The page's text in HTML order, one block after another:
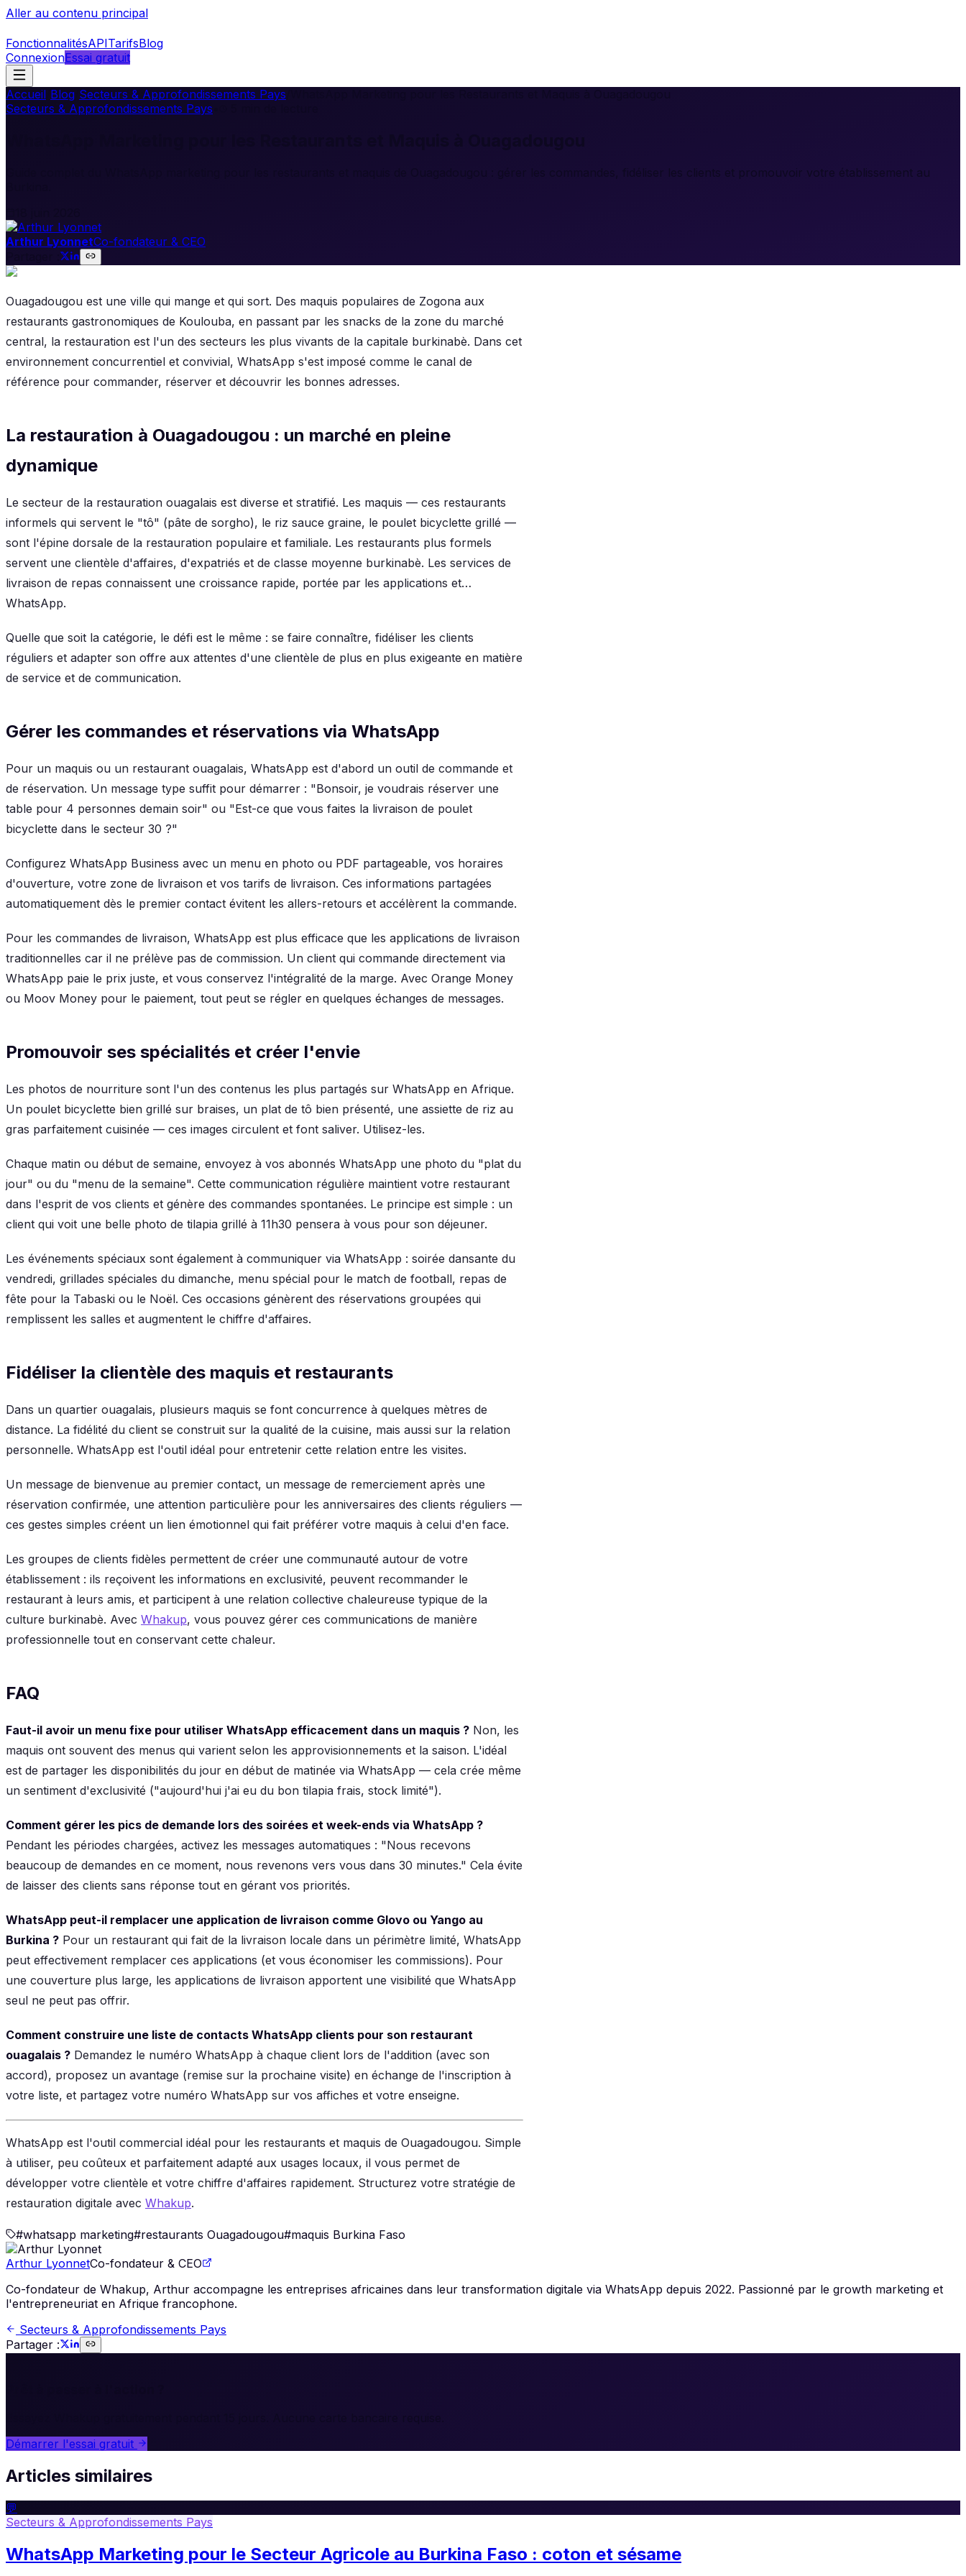
Aller au contenu principal
FonctionnalitésAPITarifsBlog
ConnexionEssai gratuit
Accueil Blog Secteurs & Approfondissements Pays
Secteurs & Approfondissements Pays
Guide complet du WhatsApp marketing pour les restaurants et maquis de Ouagadougou : gérer les commandes, fidéliser les clients et promouvoir votre établissement au
Arthur LyonnetCo-fondateur & CEO
Ouagadougou est une ville qui mange et qui sort. Des maquis populaires de Zogona aux
restaurants gastronomiques de Koulouba, en passant par les snacks de la zone du marché
central, la restauration est l'un des secteurs les plus vivants de la capitale burkinabè. Dans cet
environnement concurrentiel et convivial, WhatsApp s'est imposé comme le canal de
référence pour commander, réserver et découvrir les bonnes adresses.
La restauration à Ouagadougou : un marché en pleine
dynamique
Le secteur de la restauration ouagalais est diverse et stratifié. Les maquis — ces restaurants
informels qui servent le "tô" (pâte de sorgho), le riz sauce graine, le poulet bicyclette grillé —
sont l'épine dorsale de la restauration populaire et familiale. Les restaurants plus formels
servent une clientèle d'affaires, d'expatriés et de classe moyenne burkinabè. Les services de
livraison de repas connaissent une croissance rapide, portée par les applications et…
WhatsApp.
Quelle que soit la catégorie, le défi est le même : se faire connaître, fidéliser les clients
réguliers et adapter son offre aux attentes d'une clientèle de plus en plus exigeante en matière
de service et de communication.
Gérer les commandes et réservations via WhatsApp
Pour un maquis ou un restaurant ouagalais, WhatsApp est d'abord un outil de commande et
de réservation. Un message type suffit pour démarrer : "Bonsoir, je voudrais réserver une
table pour 4 personnes demain soir" ou "Est-ce que vous faites la livraison de poulet
bicyclette dans le secteur 30 ?"
Configurez WhatsApp Business avec un menu en photo ou PDF partageable, vos horaires
d'ouverture, votre zone de livraison et vos tarifs de livraison. Ces informations partagées
automatiquement dès le premier contact évitent les allers-retours et accélèrent la commande.
Pour les commandes de livraison, WhatsApp est plus efficace que les applications de livraison
traditionnelles car il ne prélève pas de commission. Un client qui commande directement via
WhatsApp paie le prix juste, et vous conservez l'intégralité de la marge. Avec Orange Money
ou Moov Money pour le paiement, tout peut se régler en quelques échanges de messages.
Promouvoir ses spécialités et créer l'envie
Les photos de nourriture sont l'un des contenus les plus partagés sur WhatsApp en Afrique.
Un poulet bicyclette bien grillé sur braises, un plat de tô bien présenté, une assiette de riz au
gras parfaitement cuisinée — ces images circulent et font saliver. Utilisez-les.
Chaque matin ou début de semaine, envoyez à vos abonnés WhatsApp une photo du "plat du
jour" ou du "menu de la semaine". Cette communication régulière maintient votre restaurant
dans l'esprit de vos clients et génère des commandes spontanées. Le principe est simple : un
client qui voit une belle photo de tilapia grillé à 11h30 pensera à vous pour son déjeuner.
Les événements spéciaux sont également à communiquer via WhatsApp : soirée dansante du
vendredi, grillades spéciales du dimanche, menu spécial pour le match de football, repas de
fête pour la Tabaski ou le Noël. Ces occasions génèrent des réservations groupées qui
remplissent les salles et augmentent le chiffre d'affaires.
Fidéliser la clientèle des maquis et restaurants
Dans un quartier ouagalais, plusieurs maquis se font concurrence à quelques mètres de
distance. La fidélité du client se construit sur la qualité de la cuisine, mais aussi sur la relation
personnelle. WhatsApp est l'outil idéal pour entretenir cette relation entre les visites.
Un message de bienvenue au premier contact, un message de remerciement après une
réservation confirmée, une attention particulière pour les anniversaires des clients réguliers —
ces gestes simples créent un lien émotionnel qui fait préférer votre maquis à celui d'en face.
Les groupes de clients fidèles permettent de créer une communauté autour de votre
établissement : ils reçoivent les informations en exclusivité, peuvent recommander le
restaurant à leurs amis, et participent à une relation collective chaleureuse typique de la
culture burkinabè. Avec Whakup, vous pouvez gérer ces communications de manière
professionnelle tout en conservant cette chaleur.
FAQ
Faut-il avoir un menu fixe pour utiliser WhatsApp efficacement dans un maquis ? Non, les
maquis ont souvent des menus qui varient selon les approvisionnements et la saison. L'idéal
est de partager les disponibilités du jour en début de matinée via WhatsApp — cela crée même
un sentiment d'exclusivité ("aujourd'hui j'ai eu du bon tilapia frais, stock limité").
Comment gérer les pics de demande lors des soirées et week-ends via WhatsApp ?
Pendant les périodes chargées, activez les messages automatiques : "Nous recevons
beaucoup de demandes en ce moment, nous revenons vers vous dans 30 minutes." Cela évite
de laisser des clients sans réponse tout en gérant vos priorités.
WhatsApp peut-il remplacer une application de livraison comme Glovo ou Yango au
Burkina ? Pour un restaurant qui fait de la livraison locale dans un périmètre limité, WhatsApp
peut effectivement remplacer ces applications (et vous économiser les commissions). Pour
une couverture plus large, les applications de livraison apportent une visibilité que WhatsApp
seul ne peut pas offrir.
Comment construire une liste de contacts WhatsApp clients pour son restaurant
ouagalais ? Demandez le numéro WhatsApp à chaque client lors de l'addition (avec son
accord), proposez un avantage (remise sur la prochaine visite) en échange de l'inscription à
votre liste, et partagez votre numéro WhatsApp sur vos affiches et votre enseigne.
WhatsApp est l'outil commercial idéal pour les restaurants et maquis de Ouagadougou. Simple
à utiliser, peu coûteux et parfaitement adapté aux usages locaux, il vous permet de
développer votre clientèle et votre chiffre d'affaires rapidement. Structurez votre stratégie de
restauration digitale avec Whakup.
#whatsapp marketing#restaurants Ouagadougou#maquis Burkina Faso
Arthur LyonnetCo-fondateur & CEO
Co-fondateur de Whakup, Arthur accompagne les entreprises africaines dans leur transformation digitale via WhatsApp depuis 2022. Passionné par le growth marketing et
l'entrepreneuriat en Afrique francophone.
Secteurs & Approfondissements Pays
Partager :
Démarrer l'essai gratuit
Articles similaires
💬
Secteurs & Approfondissements Pays
WhatsApp Marketing pour le Secteur Agricole au Burkina Faso : coton et sésame